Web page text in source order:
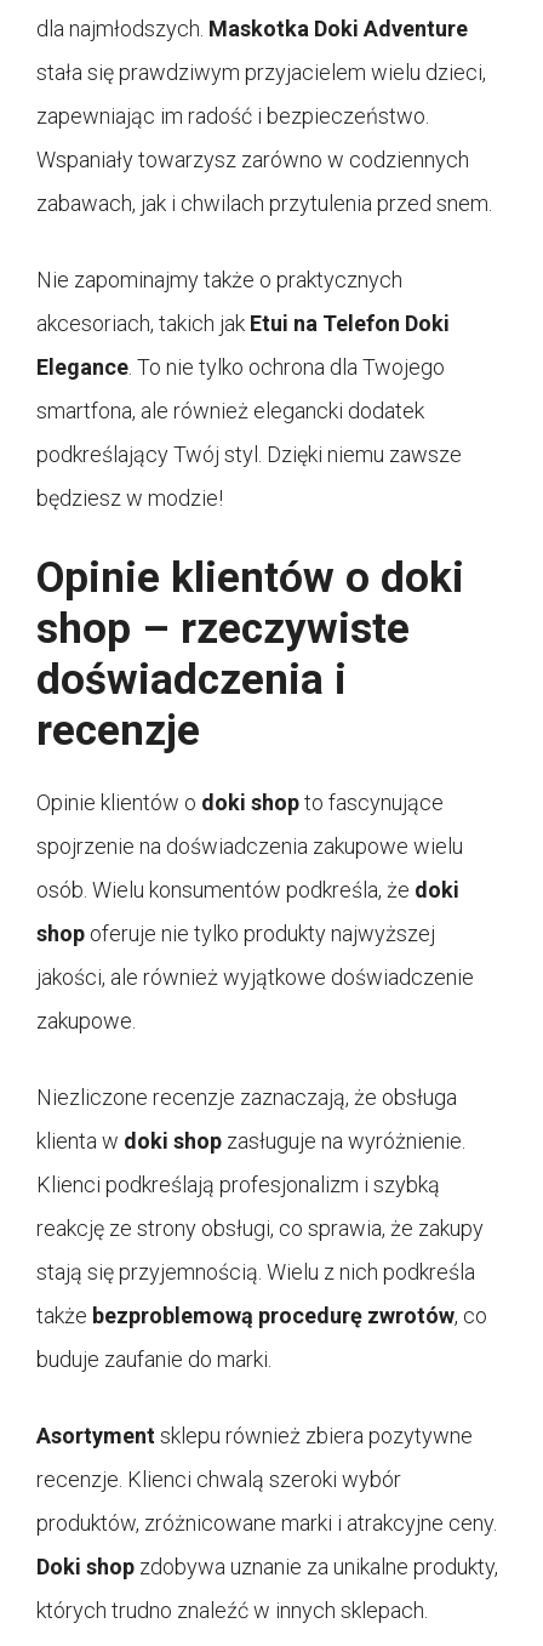
dla najmłodszych. Maskotka Doki Adventure
stała się prawdziwym przyjacielem wielu dzieci,
zapewniając im radość i bezpieczeństwo.
Wspaniały towarzysz zarówno w codziennych
zabawach, jak i chwilach przytulenia przed snem.
Nie zapominajmy także o praktycznych
akcesoriach, takich jak Etui na Telefon Doki
Elegance. To nie tylko ochrona dla Twojego
smartfona, ale również elegancki dodatek
podkreślający Twój styl. Dzięki niemu zawsze
będziesz w modzie!
Opinie klientów o doki
shop – rzeczywiste
doświadczenia i
recenzje
Opinie klientów o doki shopto fascynujące
spojrzenie na doświadczenia zakupowe wielu
osób. Wielu konsumentów podkreśla, że doki
shop oferuje nie tylko produkty najwyższej
jakości, ale również wyjątkowe doświadczenie
zakupowe.
Niezliczone recenzje zaznaczają, że obsługa
klienta w doki shop zasługuje na wyróżnienie.
Klienci podkreślają profesjonalizm i szybką
reakcję ze strony obsługi, co sprawia, że zakupy
stają się przyjemnością. Wielu z nich podkreśla
także bezproblemową procedurę zwrotów, co
buduje zaufanie do marki.
Asortymentsklepu również zbiera pozytywne
recenzje. Klienci chwalą szeroki wybór
produktów, zróżnicowane marki i atrakcyjne ceny.
Doki shop zdobywa uznanie za unikalne produkty,
których trudno znaleźć w innych sklepach.